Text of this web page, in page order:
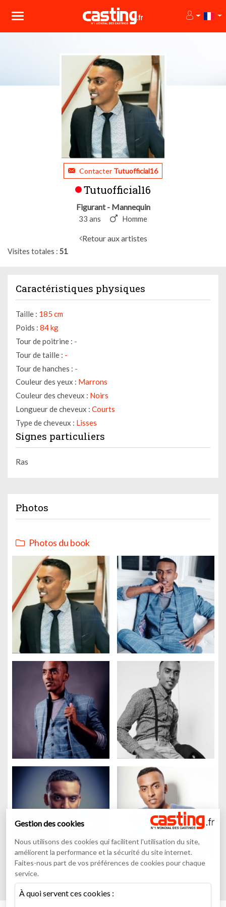
Contacter Tutuofficial16
Tutuofficial16
Figurant - Mannequin
33 ans Homme
Retour aux artistes
Visites totales 51
Caractéristiques physiques
Taille : 185 cm
Poids : 84 kg
Tour de poitrine : -
Tour de taille : -
Tour de hanches : -
Couleur des yeux : Marrons
Couleur des cheveux : Noirs
Longueur de cheveux : Courts
Type de cheveux : Lisses
Signes particuliers
Ras
Photos
Photos du book
Gestion des cookies
Nous utilisons des cookies qui facilitent l'utilisation du site,
améliorent la performance et la sécurité du site internet.
Faites-nous part de vos préférences de cookies pour chaque
service.
À quoi servent ces cookies :